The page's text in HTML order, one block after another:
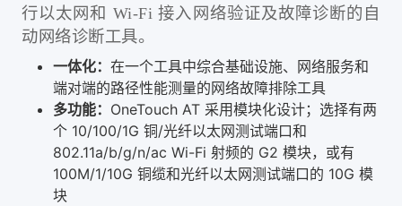
行以太网和 Wi-Fi 接入网络验证及故障诊断的自
动网络诊断工具。
一体化：在一个工具中综合基础设施、网络服务和
端对端的路径性能测量的网络故障排除工具
多功能： OneTouch AT 采用模块化设计；选择有两
个 10/100/1G 铜/光纤以太网测试端口和
802.11a/b/g/n/ac Wi-Fi 射频的 G2 模块，或有
100M/1/10G 铜缆和光纤以太网测试端口的 10G 模
块